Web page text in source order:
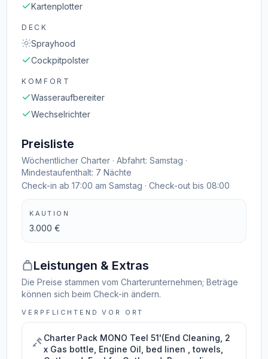
Kartenplotter
DECK
Sprayhood
Cockpitpolster
KOMFORT
Wasseraufbereiter
Wechselrichter
Preisliste
Wöchentlicher Charter · Abfahrt: Samstag ·
Mindestaufenthalt: 7 Nächte
Check-in ab 17:00 am Samstag · Check-out bis 08:00
KAUTION
3.000 €
Leistungen & Extras
Die Preise stammen vom Charterunternehmen; Beträge
können sich beim Check-in ändern.
VERPFLICHTEND VOR ORT
Charter Pack MONO Teel 51'(End Cleaning, 2
x Gas bottle, Engine Oil, bed linen , towels,